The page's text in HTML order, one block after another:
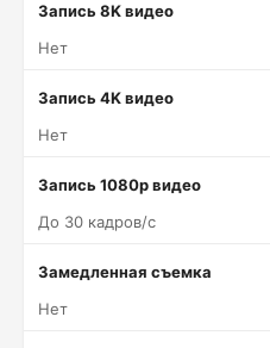
Запись 8K видео
Нет
Запись 4K видео
Нет
Запись 1080p видео
До 30 кадров/c
Замедленная съемка
Нет